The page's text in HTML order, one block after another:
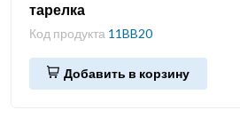
тарелка
Код продукта 11BB20
Добавить в корзину